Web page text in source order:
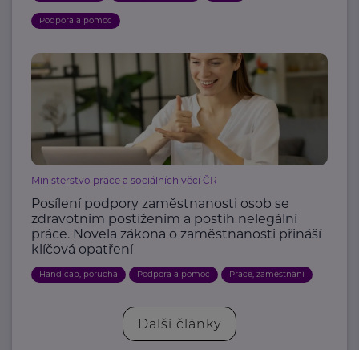
Podpora a pomoc
Ministerstvo práce a sociálních věcí ČR
Posílení podpory zaměstnanosti osob se
zdravotním postižením a postih nelegální
práce. Novela zákona o zaměstnanosti přináší
klíčová opatření
Handicap, porucha Podpora a pomoc Práce, zaměstnání
Další články